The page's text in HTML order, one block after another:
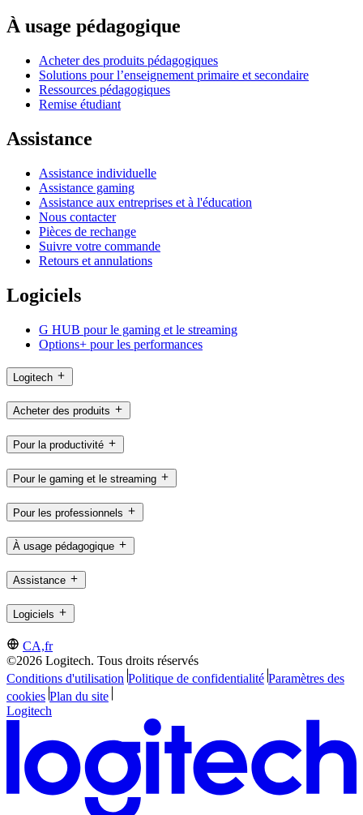
À usage pédagogique
Acheter des produits pédagogiques
Solutions pour l’enseignement primaire et secondaire
Ressources pédagogiques
Remise étudiant
Assistance
Assistance individuelle
Assistance gaming
Assistance aux entreprises et à l'éducation
Nous contacter
Pièces de rechange
Suivre votre commande
Retours et annulations
Logiciels
G HUB pour le gaming et le streaming
Options+ pour les performances
Logitech
Acheter des produits
Pour la productivité
Pour le gaming et le streaming
Pour les professionnels
À usage pédagogique
Assistance
Logiciels
CA,fr
©2026 Logitech. Tous droits réservés
Conditions d'utilisation Politique de confidentialité Paramètres des
cookies Plan du site
Logitech